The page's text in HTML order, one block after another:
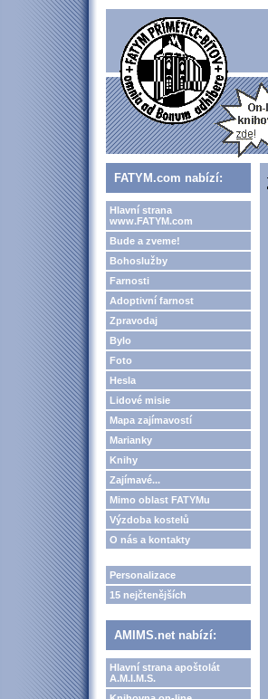
FATYM.com nabízí:
Hlavní strana
www.FATYM.com
Bude a zveme!
Bohoslužby
Farnosti
Adoptivní farnost
Zpravodaj
Bylo
Foto
Hesla
Lidové misie
Mapa zajímavostí
Marianky
Knihy
Zajímavé...
Mimo oblast FATYMu
Výzdoba kostelů
O nás a kontakty
Personalizace
15 nejčtenějších
AMIMS.net nabízí:
Hlavní strana apoštolát
A.M.I.M.S.